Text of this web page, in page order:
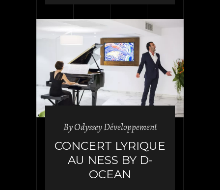
ByOdyssey Développement
CONCERT LYRIQUE
AU NESS BY D-
OCEAN